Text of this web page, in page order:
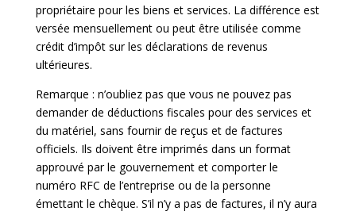
propriétaire pour les biens et services. La différence est
versée mensuellement ou peut être utilisée comme
crédit d’impôt sur les déclarations de revenus
ultérieures.
Remarque : n’oubliez pas que vous ne pouvez pas
demander de déductions fiscales pour des services et
du matériel, sans fournir de reçus et de factures
officiels. Ils doivent être imprimés dans un format
approuvé par le gouvernement et comporter le
numéro RFC de l’entreprise ou de la personne
émettant le chèque. S’il n’y a pas de factures, il n’y aura